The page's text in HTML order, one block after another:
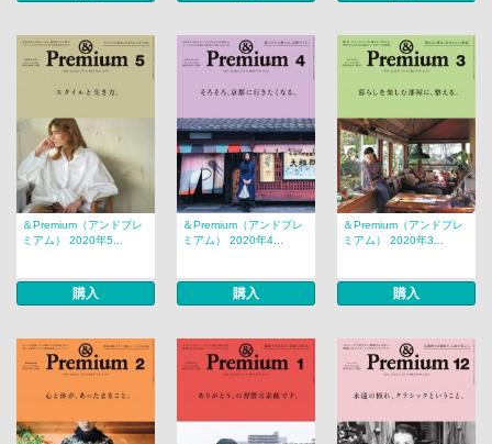
＆Premium（アンドプレ
ミアム） 2020年5...
購入
＆Premium（アンドプレ
ミアム） 2020年4...
購入
＆Premium（アンドプレ
ミアム） 2020年3...
購入